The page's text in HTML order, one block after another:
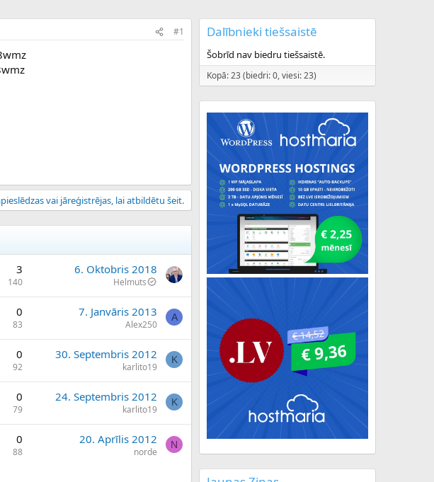
#1
vai jāreģistrējas, lai atbildētu šeit.
3
140
6. Oktobris 2018
Helmuts
0
83
7. Janvāris 2013
Alex250
A
0
92
30. Septembris 2012
karlito19
K
0
79
24. Septembris 2012
karlito19
K
0
88
20. Aprīlis 2012
norde
N
Dalībnieki tiešsaistē
Šobrīd nav biedru tiešsaistē.
Kopā: 23 (biedri: 0, viesi: 23)